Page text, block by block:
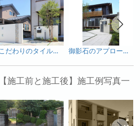
こだわりのタイルを貼った白い２枚の塗り壁と思い出のシンボルツリーが印象的なエクステリア 御影石のアプローチと３本のシンボルツリーが印象的な和モダンスタイル外構
施工前と施工後】施工例写真一